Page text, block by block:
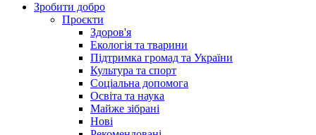
Зробити добро
Проєкти
Здоров'я
Екологія та тварини
Підтримка громад та України
Культура та спорт
Соціальна допомога
Освіта та наука
Майже зібрані
Нові